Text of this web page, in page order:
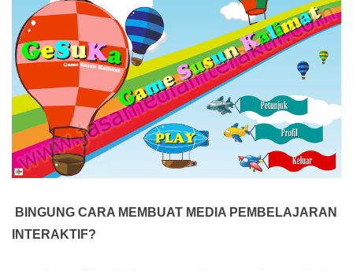
BINGUNG CARA MEMBUAT MEDIA PEMBELAJARAN
INTERAKTIF?